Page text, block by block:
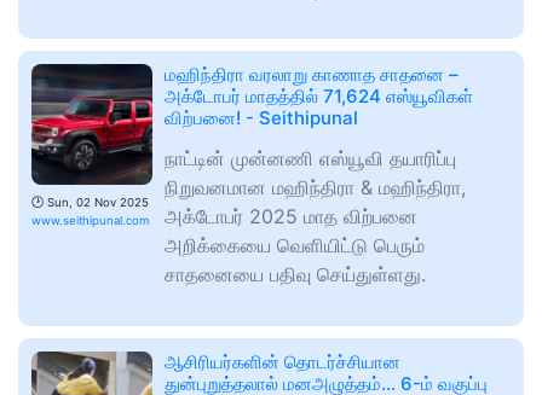
🕑 Sun, 02 Nov 2025
www.seithipunal.com
மஹிந்திரா வரலாறு காணாத சாதனை –
அக்டோபர் மாதத்தில் 71,624 எஸ்யூவிகள்
விற்பனை! - Seithipunal
நாட்டின் முன்னணி எஸ்யூவி தயாரிப்பு
நிறுவனமான மஹிந்திரா & மஹிந்திரா,
அக்டோபர் 2025 மாத விற்பனை
அறிக்கையை வெளியிட்டு பெரும்
சாதனையை பதிவு செய்துள்ளது.
ஆசிரியர்களின் தொடர்ச்சியான
துன்புறுத்தலால் மனஅழுத்தம்... 6-ம் வகுப்பு